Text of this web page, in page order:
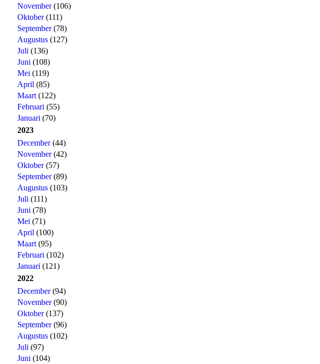
November(106)
Oktober(111)
September(78)
Augustus (127)
Juli (136)
Juni (108)
Mei (119)
April (85)
Maart (122)
Februari (55)
Januari (70)
2023
December(44)
November(42)
Oktober(57)
September(89)
Augustus (103)
Juli (111)
Juni (78)
Mei (71)
April (100)
Maart (95)
Februari (102)
Januari (121)
2022
December(94)
November(90)
Oktober(137)
September(96)
Augustus (102)
Juli (97)
Juni (104)